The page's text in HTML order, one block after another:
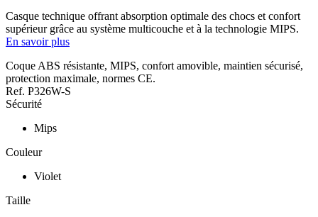
Casque technique offrant absorption optimale des chocs et confort
supérieur grâce au système multicouche et à la technologie MIPS.
En savoir plus
Coque ABS résistante, MIPS, confort amovible, maintien sécurisé,
protection maximale, normes CE.
Ref. P326W-S
Sécurité
Mips
Couleur
Violet
Taille